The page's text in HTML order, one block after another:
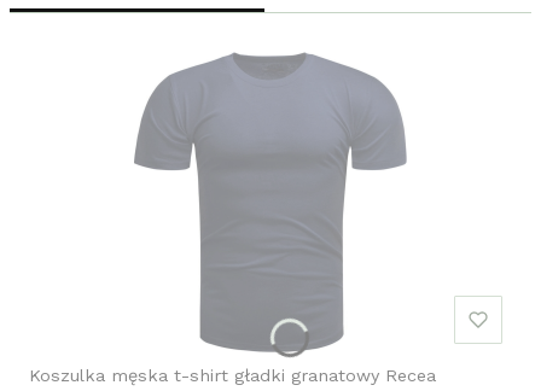
Koszulka męska t-shirt gładki granatowy Recea